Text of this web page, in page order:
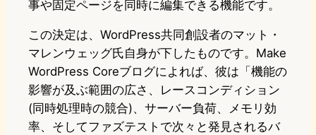
事や固定ページを同時に編集できる機能です。
この決定は、WordPress共同創設者のマット・
マレンウェッグ氏自身が下したものです。Make
WordPress Coreブログによれば、彼は「機能の
影響が及ぶ範囲の広さ、レースコンディション
(同時処理時の競合)、サーバー負荷、メモリ効
率、そしてファズテストで次々と発見されるバ